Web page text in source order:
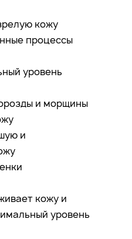
кожу
процессы
уровень
и морщины
и
кожу и
уровень